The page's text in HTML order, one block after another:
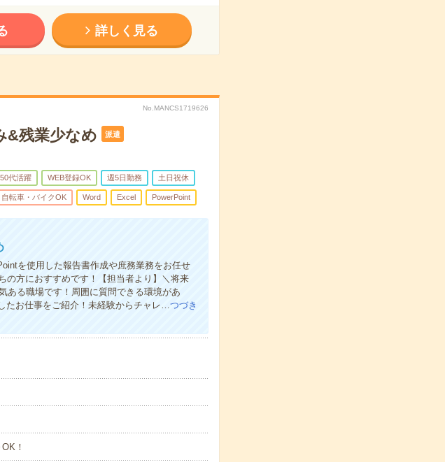
詳しく見る
No.MANCS1719626
&残業少なめ 派遣
代活躍 WEB登録OK 週5日勤務 土日祝休
自転車・バイクOK Word Excel PowerPoint
を使用した報告書作成や庶務業務をお任せ
の方におすすめです！【担当者より】＼将来
ある職場です！周囲に質問できる環境があ
たお仕事をご紹介！未経験からチャレ…つづき
！